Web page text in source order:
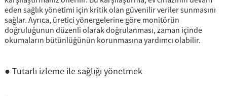
eden sağlık yönetimi için kritik olan güvenilir veriler sunmasını
sağlar. Ayrıca, üretici yönergelerine göre monitörün
doğruluğunun düzenli olarak doğrulanması, zaman içinde
okumaların bütünlüğünün korunmasına yardımcı olabilir.
● Tutarlı izleme ile sağlığı yönetmek